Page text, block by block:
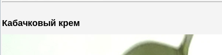
Кабачковый крем